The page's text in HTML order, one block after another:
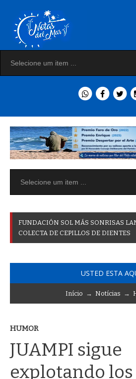
FUNDACIÓN SOL MÁS SONRISAS LA
COLECTA DE CEPILLOS DE DIENTES
USTED ESTA
Início → Notícias →
HUMOR
JUAMPI sigue
explotando los